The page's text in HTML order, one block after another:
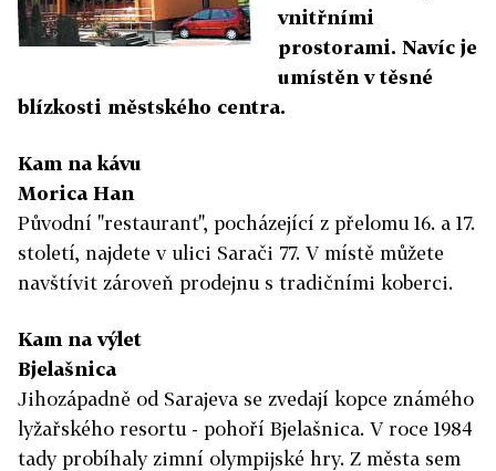
vnitřními
prostorami. Navíc je
umístěn v těsné
blízkosti městského centra.
Kam na kávu
Morica Han
Původní "restaurant", pocházející z přelomu 16. a 17.
století, najdete v ulici Sarači 77. V místě můžete
navštívit zároveň prodejnu s tradičními koberci.
Kam na výlet
Bjelašnica
Jihozápadně od Sarajeva se zvedají kopce známého
lyžařského resortu - pohoří Bjelašnica. V roce 1984
tady probíhaly zimní olympijské hry. Z města sem